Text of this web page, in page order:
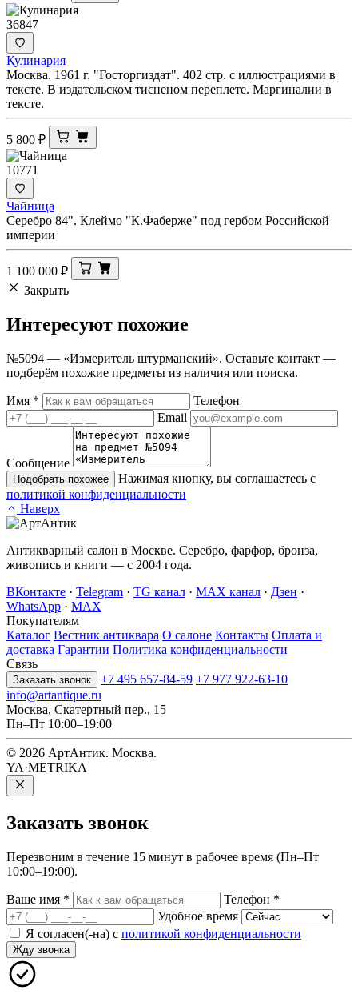
36847
Кулинария
Москва. 1961 г. "Госторгиздат". 402 стр. с иллюстрациями в
тексте. В издательском тисненом переплете. Маргиналии в
тексте.
5 800 ₽
10771
Чайница
Серебро 84". Клеймо "К.Фаберже" под гербом Российской
империи
1 100 000 ₽
Закрыть
Интересуют похожие
№5094 — «Измеритель штурманский». Оставьте контакт —
подберём похожие предметы из наличия или поиска.
Имя *
Телефон
Email
Сообщение
Подобрать похожее
Нажимая кнопку, вы соглашаетесь с
политикой конфиденциальности
Наверх
Антикварный салон в Москве. Серебро, фарфор, бронза,
живопись и книги — с 2004 года.
ВКонтакте · Telegram · TG канал · MAX канал · Дзен ·
WhatsApp · MAX
Покупателям
Каталог Вестник антиквара О салоне Контакты Оплата и
доставка Гарантии Политика конфиденциальности
Связь
Заказать звонок +7 495 657-84-59 +7 977 922-63-10
info@artantique.ru
Москва, Скатертный пер., 15
Пн–Пт 10:00–19:00
© 2026 АртАнтик. Москва.
YA·METRIKA
Заказать звонок
Перезвоним в течение 15 минут в рабочее время (Пн–Пт
10:00–19:00).
Ваше имя * Телефон *
Удобное время
Я согласен(-на) с политикой конфиденциальности
Жду звонка